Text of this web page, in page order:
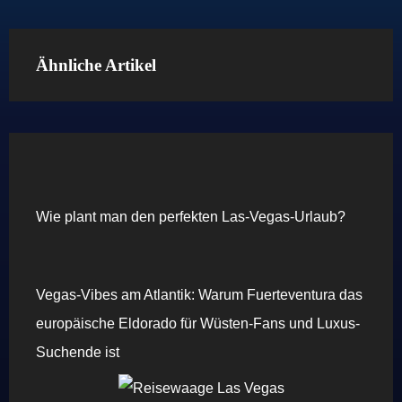
Ähnliche Artikel
Wie plant man den perfekten Las-Vegas-Urlaub?
Vegas-Vibes am Atlantik: Warum Fuerteventura das
europäische Eldorado für Wüsten-Fans und Luxus-
Suchende ist